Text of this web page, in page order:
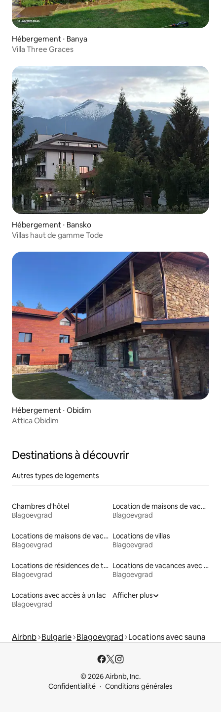
Hébergement ⋅ Banya
Villa Three Graces
Hébergement ⋅ Bansko
Villas haut de gamme Tode
Hébergement ⋅ Obidim
Attica Obidim
Destinations à découvrir
Autres types de logements
Chambres d'hôtel
Blagoevgrad
Location de maisons de vacances
Blagoevgrad
Locations de maisons de vacances
Blagoevgrad
Locations de villas
Blagoevgrad
Locations de résidences de tourisme
Blagoevgrad
Locations de vacances avec piscine
Blagoevgrad
Locations avec accès à un lac
Blagoevgrad
Afficher plus
Airbnb Bulgarie Blagoevgrad Locations avec sauna
© 2026 Airbnb, Inc.
Confidentialité
Conditions générales